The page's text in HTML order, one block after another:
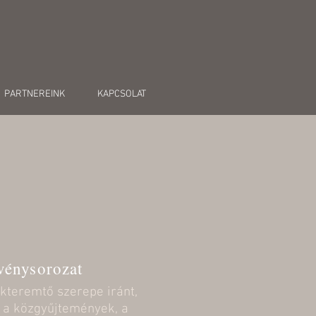
PARTNEREINK KAPCSOLAT
szerepe iránt,
közgyűjtemények, a